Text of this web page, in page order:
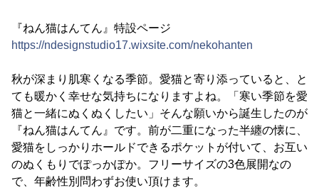
『ねん猫はんてん』特設ページ
https://ndesignstudio17.wixsite.com/nekohanten
秋が深まり肌寒くなる季節。愛猫と寄り添っていると、と
ても暖かく幸せな気持ちになりますよね。「寒い季節を愛
猫と一緒にぬくぬくしたい」そんな願いから誕生したのが
『ねん猫はんてん』です。前が二重になった半纏の懐に、
愛猫をしっかりホールドできるポケットが付いて、お互い
のぬくもりでぽっかぽか。フリーサイズの3色展開なの
で、年齢性別問わずお使い頂けます。